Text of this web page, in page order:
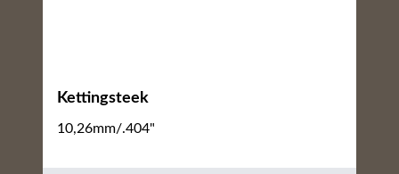
Kettingsteek
10,26mm/.404"